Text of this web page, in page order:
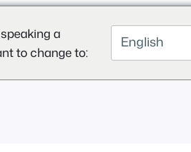
a
to change to:
English